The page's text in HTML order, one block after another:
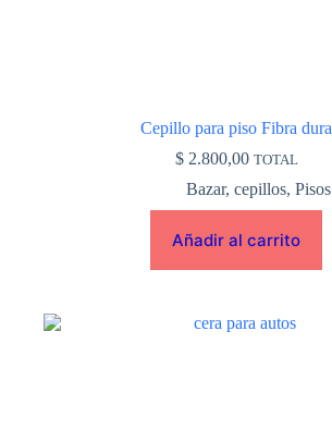
Cepillo para piso Fibra dura
$2.800,00 TOTAL
Bazar, cepillos, Pisos
Añadir al carrito